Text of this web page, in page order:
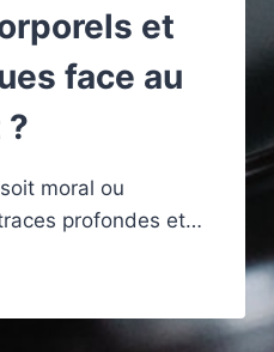
et
face au
moral ou
profondes et…